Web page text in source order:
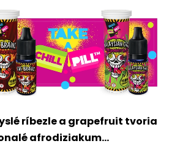
ríbezle a grapefruit tvoria
afrodiziakum...